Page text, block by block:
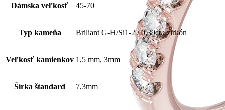
Dámska veľkosť 45-70
Typ kameňa Briliant G-H/Si1-2 / 0,39ct., zirkón
Veľkosť kamienkov 1,5 mm, 3mm
Šírka štandard 7,3mm